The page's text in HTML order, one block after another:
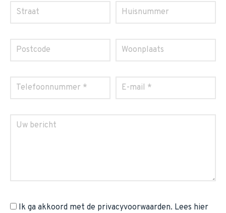
Ik ga akkoord met de privacyvoorwaarden. Lees hier